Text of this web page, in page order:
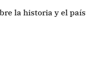
la historia y el país